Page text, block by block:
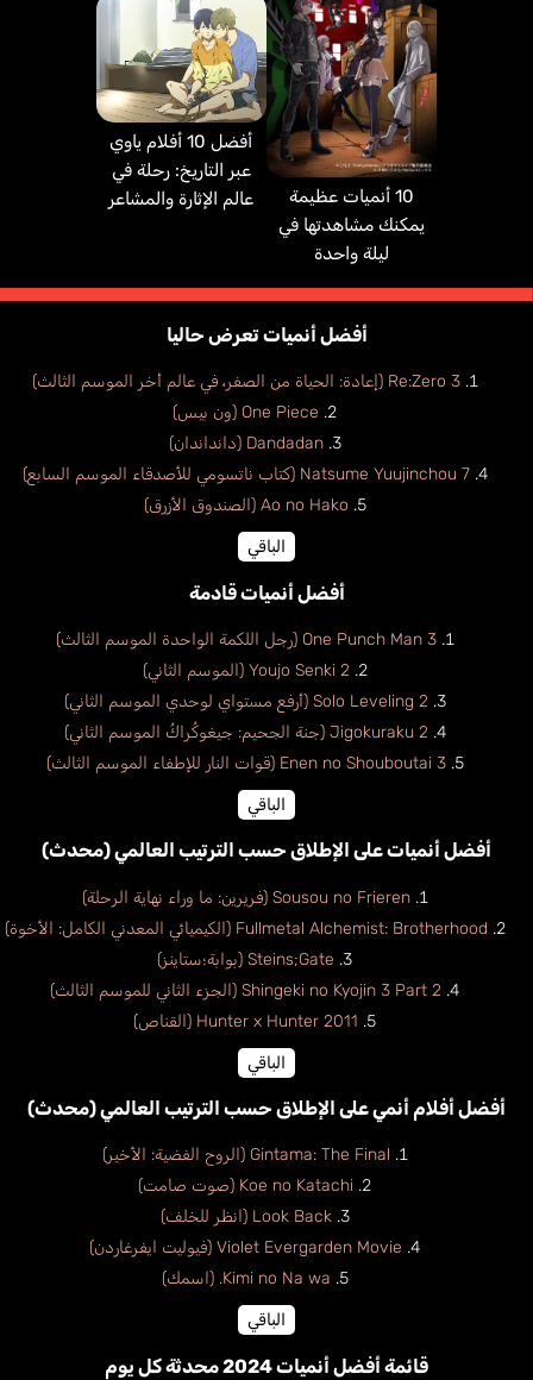
10 أنميات عظيمة
يمكنك مشاهدتها في
ليلة واحدة
أفضل 10 أفلام ياوي
عبر التاريخ: رحلة في
عالم الإثارة والمشاعر
أفضل أنميات تعرض حاليا
Re:Zero 3 (إعادة: الحياة من الصفر، في عالم أخر الموسم الثالث)
One Piece (ون بيس)
Dandadan (دانداندان)
Natsume Yuujinchou 7 (كتاب ناتسومي للأصدقاء الموسم السابع)
Ao no Hako (الصندوق الأزرق)
الباقي
أفضل أنميات قادمة
One Punch Man 3 (رجل اللكمة الواحدة الموسم الثالث)
Youjo Senki 2 (الموسم الثاني)
Solo Leveling 2 (أرفع مستواي لوحدي الموسم الثاني)
Jigokuraku 2 (جنة الجحيم: جيغوكُراكُ الموسم الثاني)
Enen no Shouboutai 3 (قوات النار للإطفاء الموسم الثالث)
الباقي
أفضل أنميات على الإطلاق حسب الترتيب العالمي (محدث)
Sousou no Frieren (فريرين: ما وراء نهاية الرحلة)
Fullmetal Alchemist: Brotherhood (الكيميائي المعدني الكامل: الأخوة)
Steins;Gate (بوابة؛ستاينز)
Shingeki no Kyojin 3 Part 2 (الجزء الثاني للموسم الثالث)
Hunter x Hunter 2011 (القناص)
الباقي
أفضل أفلام أنمي على الإطلاق حسب الترتيب العالمي (محدث)
Gintama: The Final (الروح الفضية: الأخير)
Koe no Katachi (صوت صامت)
Look Back (انظر للخلف)
Violet Evergarden Movie (فيوليت ايفرغاردن)
Kimi no Na wa. (اسمك)
الباقي
قائمة أفضل أنميات 2024 محدثة كل يوم